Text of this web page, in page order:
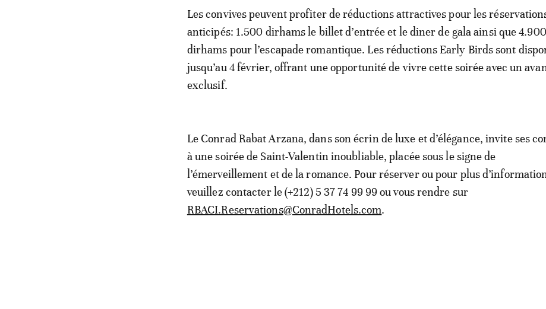
Les convives peuvent profiter de réductions attractives pour les
anticipés: 1.500 dirhams le billet d’entrée et le diner de gala ainsi que 4.900
dirhams pour l’escapade romantique. Les réductions Early Birds sont
jusqu’au 4 février, offrant une opportunité de vivre cette soirée avec un
exclusif.
Le Conrad Rabat Arzana, dans son écrin de luxe et d’élégance, invite ses
à une soirée de Saint-Valentin inoubliable, placée sous le signe de
l’émerveillement et de la romance. Pour réserver ou pour plus
veuillez contacter le (+212) 5 37 74 99 99 ou vous rendre sur
RBACI.Reservations@ConradHotels.com.